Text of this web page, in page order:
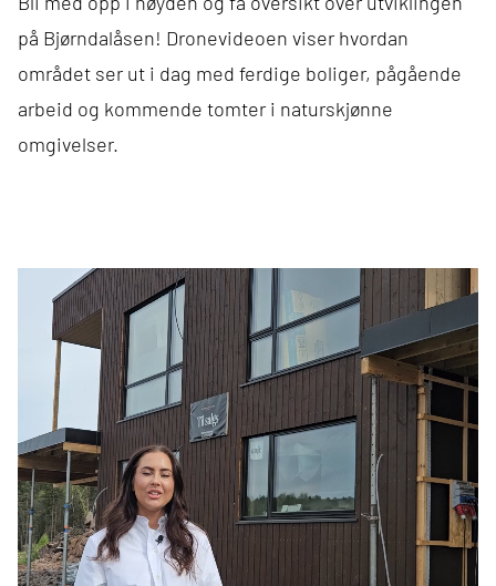
på Bjørndalåsen! Dronevideoen viser hvordan
området ser ut i dag med ferdige boliger, pågående
arbeid og kommende tomter i naturskjønne
omgivelser.